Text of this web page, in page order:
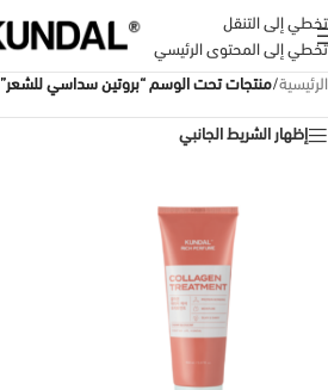
تخطي إلى التنقل
تخطي إلى المحتوى الرئيسي
الرئيسية/منتجات تحت الوسم “بروتين سداسي للشعر”
إظهار الشريط الجانبي